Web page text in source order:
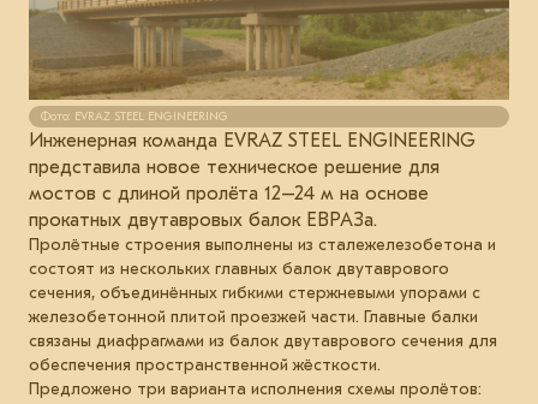
Фото: EVRAZ STEEL ENGINEERING
Инженерная команда EVRAZ STEEL ENGINEERING
представила новое техническое решение для
мостов с длиной пролёта 12–24 м на основе
прокатных двутавровых балок ЕВРАЗа.
Пролётные строения выполнены из сталежелезобетона и
состоят из нескольких главных балок двутаврового
сечения, объединённых гибкими стержневыми упорами с
железобетонной плитой проезжей части. Главные балки
связаны диафрагмами из балок двутаврового сечения для
обеспечения пространственной жёсткости.
Предложено три варианта исполнения схемы пролётов: